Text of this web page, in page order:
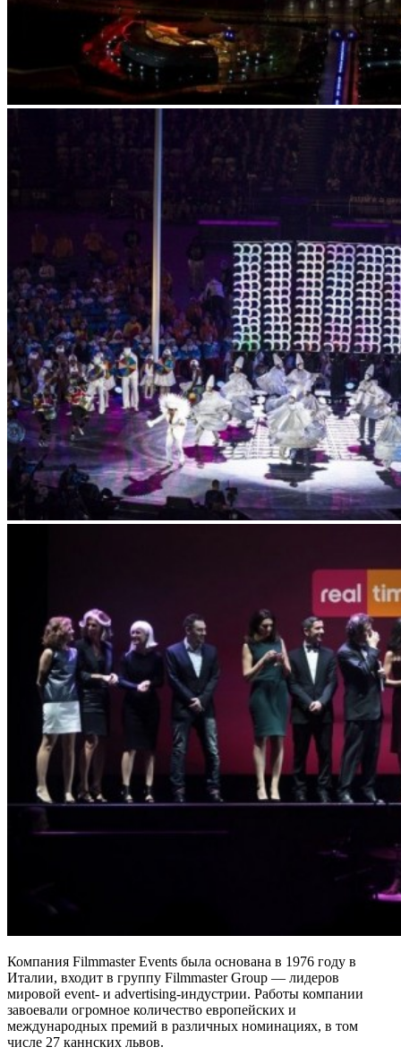
Компания Filmmaster Events была основана в 1976 году в
Италии, входит в группу Filmmaster Group — лидеров
мировой event- и advertising-индустрии. Работы компании
завоевали огромное количество европейских и
международных премий в различных номинациях, в том
числе 27 каннских львов.